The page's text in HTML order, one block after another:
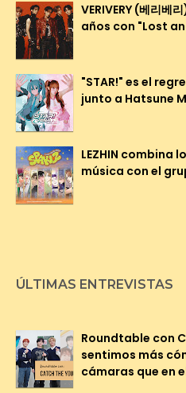
VERIVERY (베리
años con "Lost
"STAR!" es el
junto a Hatsune
LEZHIN combina
música con el
ÚLTIMAS ENTREVISTAS
Roundtable con
sentimos más
cámaras que en